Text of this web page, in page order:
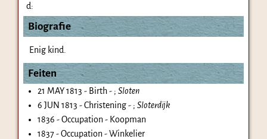
d:
Biografie
Enig kind.
Feiten
21 MAY 1813 - Birth - ; Sloten
6 JUN 1813 - Christening - ; Sloterdijk
1836 - Occupation - Koopman
1837 - Occupation - Winkelier